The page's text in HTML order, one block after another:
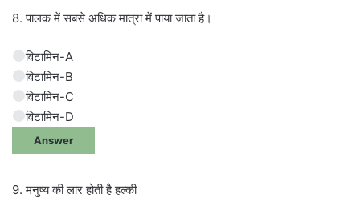
8. पालक में सबसे अधिक मात्रा में पाया जाता है।
विटामिन-A
विटामिन-B
विटामिन-C
विटामिन-D
Answer
9. मनुष्य की लार होती है हल्की